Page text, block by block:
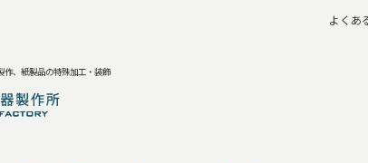
作、紙製品の特殊加工・装飾
よくあ